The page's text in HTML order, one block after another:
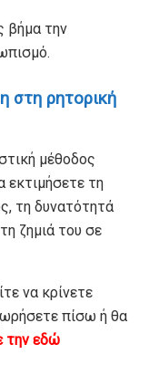
βήμα την
στη ρητορική
μέθοδος
εκτιμήσετε τη
τη δυνατότητά
ζημιά του σε
να κρίνετε
πίσω ή θα
την εδώ